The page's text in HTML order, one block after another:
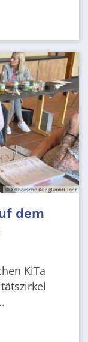
© Katholische KiTa gGmbH Trier
dem
KiTa